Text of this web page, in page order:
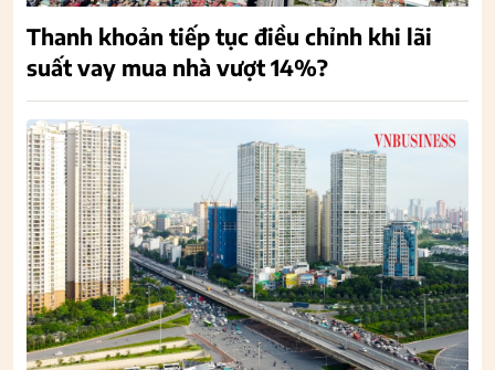
Thanh khoản tiếp tục điều chỉnh khi lãi
suất vay mua nhà vượt 14%?